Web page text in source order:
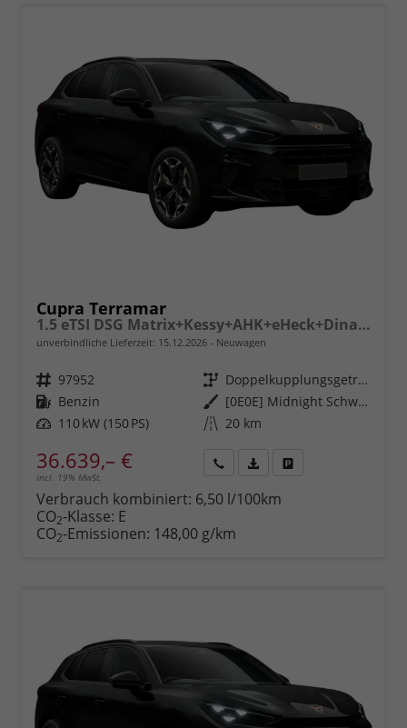
Cupra Terramar
1.5 eTSI DSG Matrix+Kessy+AHK+eHeck+Dinamica+CarPlay+eHeck+GV5
unverbindliche Lieferzeit: 15.12.2026 Neuwagen
Fahrzeugnr. 97952 Getriebe
Doppelkupplungsgetriebe (DSG)
Kraftstoff Benzin Außenfarbe
[0E0E] Midnight Schwarz Metallic
Leistung 110 kW (150 PS) Kilometerstand 20 km
36.639,– €
incl. 19% MwSt.
anfordern
Datei,
Verbrauch kombiniert: 6,50 l/100km
CO2-Klasse: E
CO2-Emissionen: 148,00 g/km